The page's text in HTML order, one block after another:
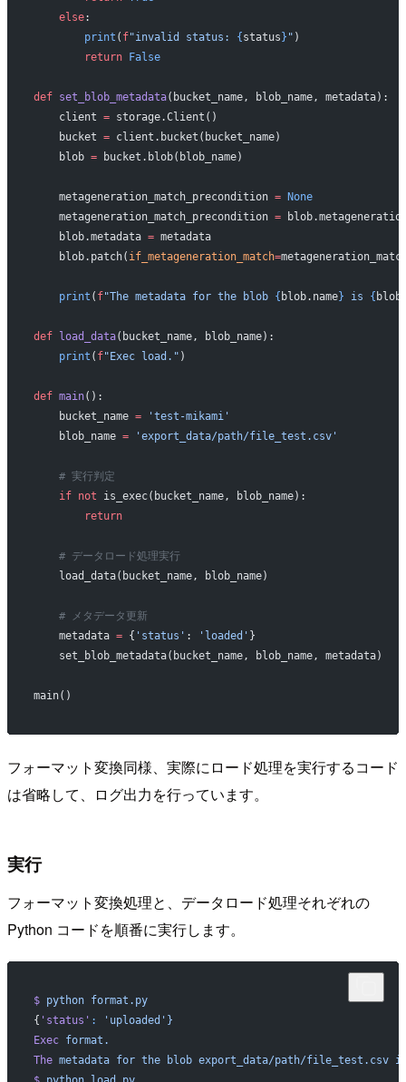
    else
:
        print
( f"invalid status: { status } " )
        return
False
def set_blob_metadata(bucket_name, blob_name, metadata):
    client
= storage.Client()
    bucket
= client.bucket(bucket_name)
    blob
= bucket.blob(blob_name)
    metageneration_match_precondition
= None
    metageneration_match_precondition
=
    blob.metadata
= metadata
    blob.patch(
if_metageneration_match=
    print
( f"The metadata for the blob { blob.name} is {
def load_data(bucket_name, blob_name):
    print
( f"Exec load." )
def main():
    bucket_name
= 'test-mikami'
    blob_name
= 'export_data/path/file_test.csv'
    # 実行判定
    if
not is_exec(bucket_name, blob_name):
        return
    # データロード処理実行
    load_data(bucket_name, blob_name)
    # メタデータ更新
    metadata
= { 'status' : 'loaded' }
    set_blob_metadata(bucket_name, blob_name, metadata)
main()
フォーマット変換同様、実際にロード処理を実行するコード
は省略して、ログ出力を行っています。
実行
フォーマット変換処理と、データロード処理それぞれの
Python コードを順番に実行します。
$ python format.py
{ 'status' :
'uploaded'}
Exec format.
The metadata for the blob export_data/path/file_test.csv